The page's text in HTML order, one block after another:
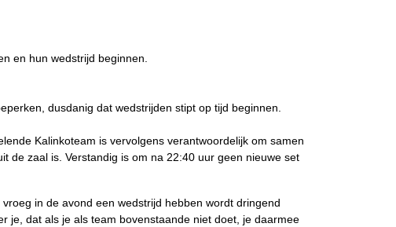
en hun wedstrijd beginnen.
dusdanig dat wedstrijden stipt op tijd beginnen.
Kalinkoteam is vervolgens verantwoordelijk om samen
de zaal is. Verstandig is om na 22:40 uur geen nieuwe set
in de avond een wedstrijd hebben wordt dringend
je, dat als je als team bovenstaande niet doet, je daarmee